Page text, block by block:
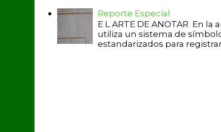
Reporte Especial
E L ARTE DE ANOTAR En
utiliza un sistema de
estandarizados para